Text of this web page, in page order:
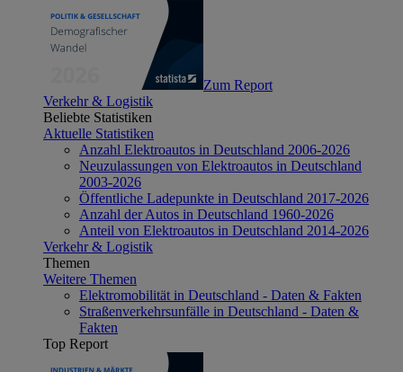
Zum Report
Verkehr & Logistik
Beliebte Statistiken
Aktuelle Statistiken
Anzahl Elektroautos in Deutschland 2006-2026
Neuzulassungen von Elektroautos in Deutschland
2003-2026
Öffentliche Ladepunkte in Deutschland 2017-2026
Anzahl der Autos in Deutschland 1960-2026
Anteil von Elektroautos in Deutschland 2014-2026
Verkehr & Logistik
Themen
Weitere Themen
Elektromobilität in Deutschland - Daten & Fakten
Straßenverkehrsunfälle in Deutschland - Daten &
Fakten
Top Report